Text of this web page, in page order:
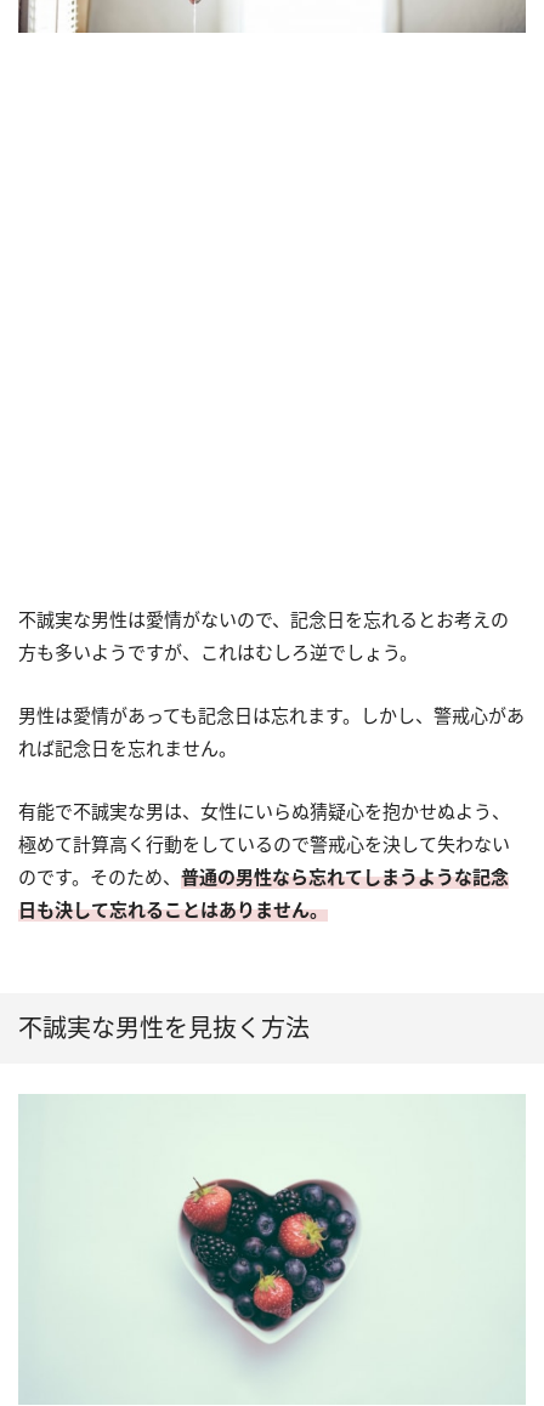
不誠実な男性は愛情がないので、記念日を忘れるとお考えの
方も多いようですが、これはむしろ逆でしょう。
男性は愛情があっても記念日は忘れます。しかし、警戒心があ
れば記念日を忘れません。
有能で不誠実な男は、女性にいらぬ猜疑心を抱かせぬよう、
極めて計算高く行動をしているので警戒心を決して失わない
のです。そのため、 普通の男性なら忘れてしまうような記念
日も決して忘れることはありません。
不誠実な男性を見抜く方法